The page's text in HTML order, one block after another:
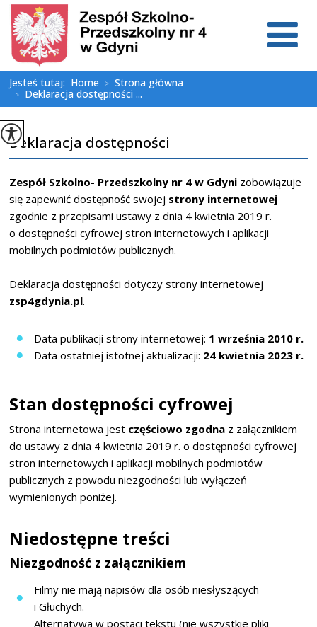
Jesteś tutaj: Home > Strona główna
> Deklaracja dostępności ...
Deklaracja dostępności
Zespół Szkolno- Przedszkolny nr 4 w Gdyni zobowiązuje
się zapewnić dostępność swojej strony internetowej
zgodnie z przepisami ustawy z dnia 4 kwietnia 2019 r.
o dostępności cyfrowej stron internetowych i aplikacji
mobilnych podmiotów publicznych.
Deklaracja dostępności dotyczy strony internetowej
zsp4gdynia.pl.
Data publikacji strony internetowej: 1 września 2010 r.
Data ostatniej istotnej aktualizacji: 24 kwietnia 2023 r.
Stan dostępności cyfrowej
Strona internetowa jest częściowo zgodna z załącznikiem
do ustawy z dnia 4 kwietnia 2019 r. o dostępności cyfrowej
stron internetowych i aplikacji mobilnych podmiotów
publicznych z powodu niezgodności lub wyłączeń
wymienionych poniżej.
Niedostępne treści
Niezgodność z załącznikiem
Filmy nie mają napisów dla osób niesłyszących
i Głuchych.
Alternatywa w postaci tekstu (nie wszystkie pliki